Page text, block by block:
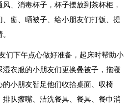
、消毒杯子，杯子摆放到茶杯柜，
窗、晒被子、给小朋友们打饭、提
们下午点心做好准备，起床时帮助小
衣服的小朋友们更换叠被子，拖寝
小朋友智足他们收拾桌面、収椅
队擦嘴、洁洗餐具、餐具、餐巾消